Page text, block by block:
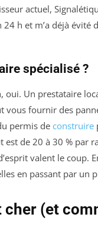
actuel,
h et m’a déjà évité
spécialisé ?
oui. Un prestataire
vous fournir des
permis de construire
est de 20 à 30 % par
valent le coup.
en passant par un
(et